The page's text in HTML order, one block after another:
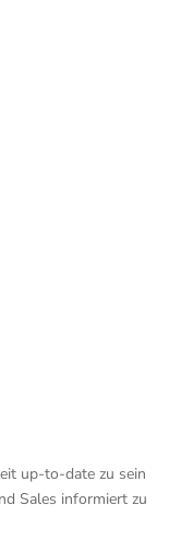
up-to-date zu sein
Sales informiert zu